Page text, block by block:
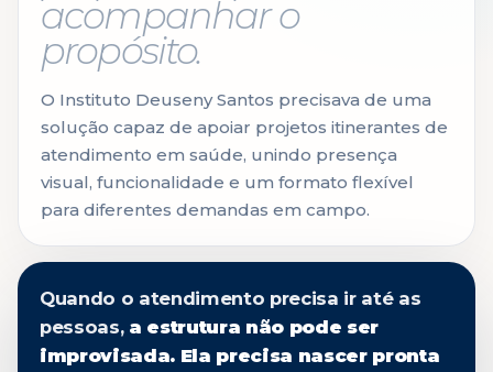
acompanhar o
propósito.
O Instituto Deuseny Santos precisava de uma
solução capaz de apoiar projetos itinerantes de
atendimento em saúde, unindo presença
visual, funcionalidade e um formato flexível
para diferentes demandas em campo.
Quando o atendimento precisa ir até as
pessoas, a estrutura não pode ser
improvisada. Ela precisa nascer pronta